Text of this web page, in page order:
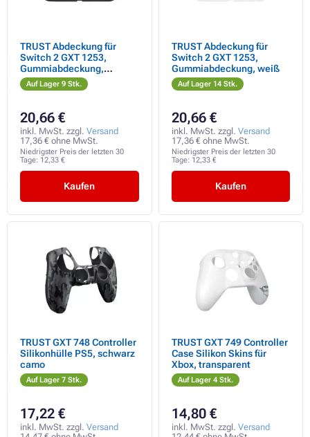
TRUST Abdeckung für
Switch 2 GXT 1253,
Gummiabdeckung,
schwarz
Auf Lager 9 Stk.
20,66 €
inkl. MwSt. zzgl. Versand
17,36 € ohne MwSt.
Niedrigster Preis der letzten 30
Tage: 12,33 €
Kaufen
TRUST Abdeckung für
Switch 2 GXT 1253,
Gummiabdeckung, weiß
Auf Lager 14 Stk.
20,66 €
inkl. MwSt. zzgl. Versand
17,36 € ohne MwSt.
Niedrigster Preis der letzten 30
Tage: 12,33 €
Kaufen
TRUST GXT 748 Controller
Silikonhülle PS5, schwarz
camo
Auf Lager 7 Stk.
17,22 €
inkl. MwSt. zzgl. Versand
TRUST GXT 749 Controller
Case Silikon Skins für
Xbox, transparent
Auf Lager 4 Stk.
14,80 €
inkl. MwSt. zzgl. Versand